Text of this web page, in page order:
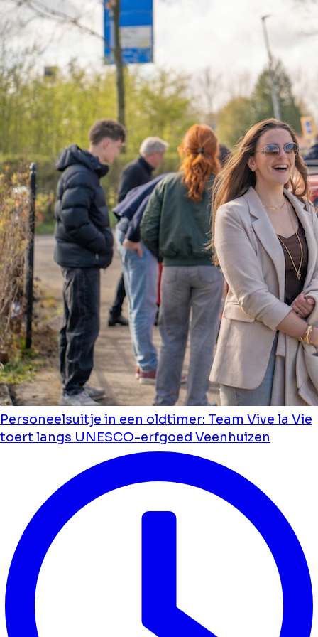
Personeelsuitje in een oldtimer: Team Vive la Vie
toert langs UNESCO-erfgoed Veenhuizen